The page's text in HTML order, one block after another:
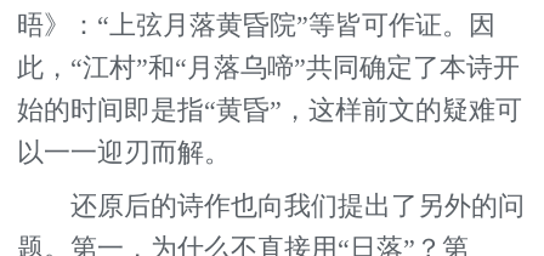
晤》：“上弦月落黄昏院”等皆可作证。因
此，“江村”和“月落乌啼”共同确定了本诗开
始的时间即是指“黄昏”，这样前文的疑难可
以一一迎刃而解。
还原后的诗作也向我们提出了另外的问
题。第一，为什么不直接用“日落”？第